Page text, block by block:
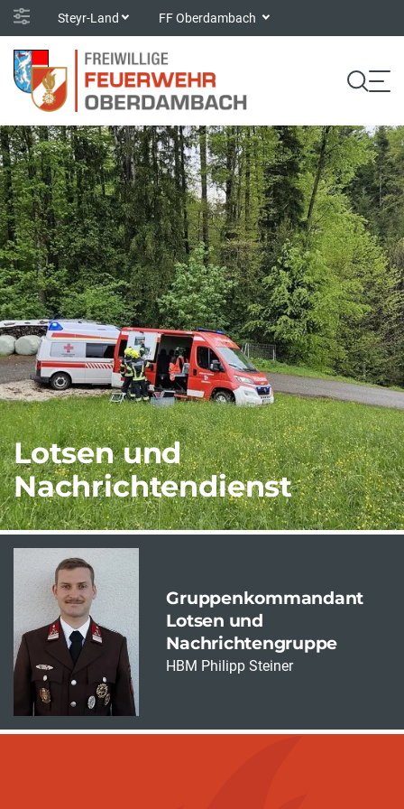
Steyr-Land FF Oberdambach
Lotsen und
Nachrichtendienst
Gruppenkommandant
Lotsen und
Nachrichtengruppe
HBM Philipp Steiner